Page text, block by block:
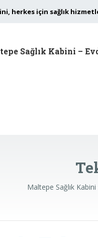
herkes için sağlık
Sağlık Kabini –
Maltepe Sağlık